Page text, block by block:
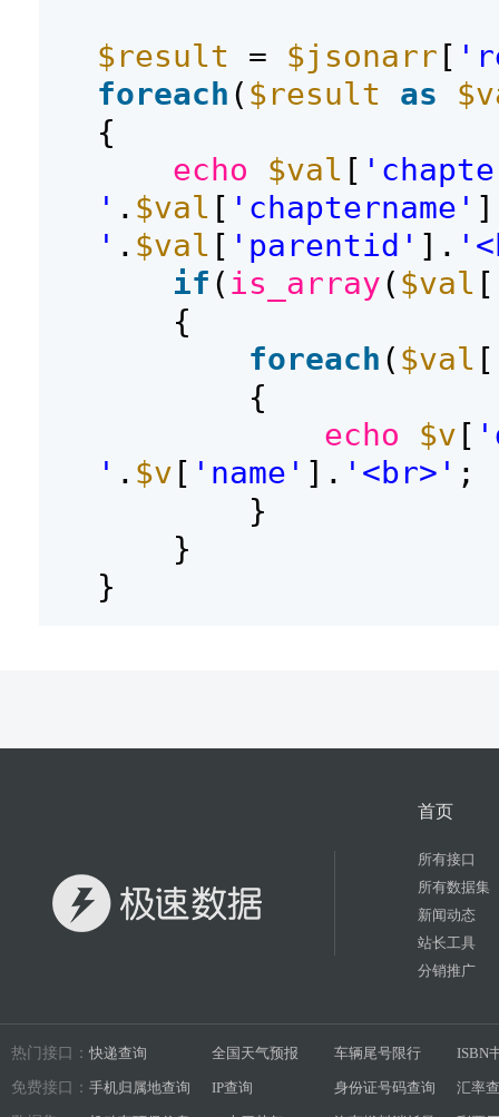
$result = $jsonarr [
foreach ( $result as
{
echo
$val [
' . $val [ 'chaptername'
' . $val [ 'parentid' ].
if ( is_array( $val [
{
foreach ( $val [
{
echo
$v [
' . $v [ 'name' ]. '<br>' ;
}
}
}
首页
所有接口
所有数据集
新闻动态
站长工具
分销推广
热门接口： 快递查询 全国天气预报 车辆尾号限行 ISBN
免费接口： 手机归属地查询 IP查询 身份证号码查询 汇率